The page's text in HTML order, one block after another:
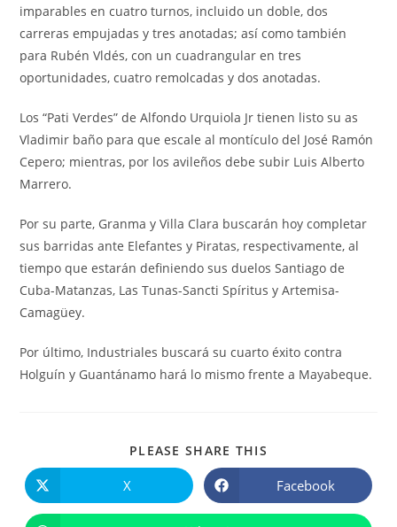
imparables en cuatro turnos, incluido un doble, dos
carreras empujadas y tres anotadas; así como también
para Rubén Vldés, con un cuadrangular en tres
oportunidades, cuatro remolcadas y dos anotadas.
Los “Pati Verdes” de Alfondo Urquiola Jr tienen listo su as
Vladimir baño para que escale al montículo del José Ramón
Cepero; mientras, por los avileños debe subir Luis Alberto
Marrero.
Por su parte, Granma y Villa Clara buscarán hoy completar
sus barridas ante Elefantes y Piratas, respectivamente, al
tiempo que estarán definiendo sus duelos Santiago de
Cuba-Matanzas, Las Tunas-Sancti Spíritus y Artemisa-
Camagüey.
Por último, Industriales buscará su cuarto éxito contra
Holguín y Guantánamo hará lo mismo frente a Mayabeque.
PLEASE SHARE THIS
abre
en
X Se
abre
en
Facebook